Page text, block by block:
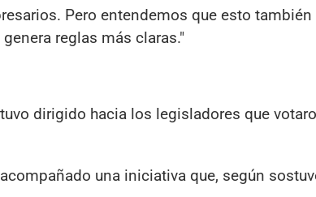
Pero entendemos que esto también
reglas más claras."
dirigido hacia los legisladores que
una iniciativa que, según